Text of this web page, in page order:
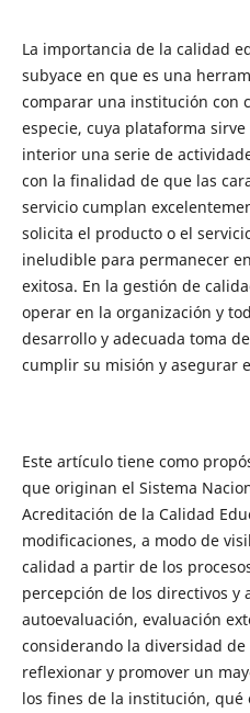
La importancia de la calidad
subyace en que es una
comparar una institución con
especie, cuya plataforma
interior una serie de
con la finalidad de que las
servicio cumplan
solicita el producto o el
ineludible para permanecer
exitosa. En la gestión de
operar en la organización y
desarrollo y adecuada toma
cumplir su misión y asegurar
Este artículo tiene como
que originan el Sistema
Acreditación de la Calidad
modificaciones, a modo de
calidad a partir de los
percepción de los directivos y
autoevaluación, evaluación
considerando la diversidad
reflexionar y promover un
los fines de la institución, qué